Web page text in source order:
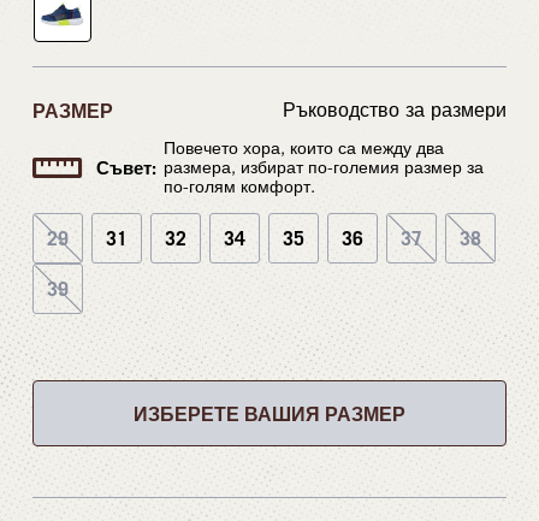
РАЗМЕР Ръководство за размери
Съвет:
Повечето хора, които са между два
размера, избират по-големия размер за
по-голям комфорт.
29 31 32 34 35 36 37 38
39
ИЗБЕРЕТЕ ВАШИЯ РАЗМЕР